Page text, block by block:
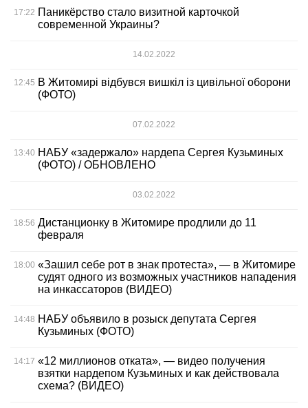
17:22 Паникёрство стало визитной карточкой
современной Украины?
14.02.2022
12:45 В Житомирі відбувся вишкіл із цивільної оборони
(ФОТО)
07.02.2022
13:40 НАБУ «задержало» нардепа Сергея Кузьминых
(ФОТО) / ОБНОВЛЕНО
03.02.2022
18:56 Дистанционку в Житомире продлили до 11
февраля
18:00 «Зашил себе рот в знак протеста», — в Житомире
судят одного из возможных участников нападения
на инкассаторов (ВИДЕО)
14:48 НАБУ объявило в розыск депутата Сергея
Кузьминых (ФОТО)
14:17 «12 миллионов отката», — видео получения
взятки нардепом Кузьминых и как действовала
схема? (ВИДЕО)